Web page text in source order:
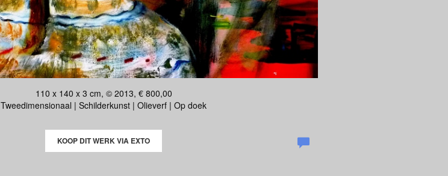
110 x 140 x 3 cm, © 2013, € 800,00
Tweedimensionaal | Schilderkunst | Olieverf | Op doek
KOOP DIT WERK VIA EXTO